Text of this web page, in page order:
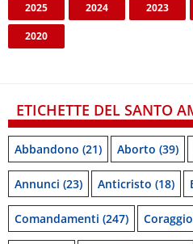
2025 2024 2023
2020
ETICHETTE DEL SANTO
Abbandono (21) Aborto (39)
Annunci (23) Anticristo (18)
Comandamenti (247) Coraggio